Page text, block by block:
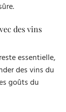
des vins
essentielle,
des vins du
goûts du